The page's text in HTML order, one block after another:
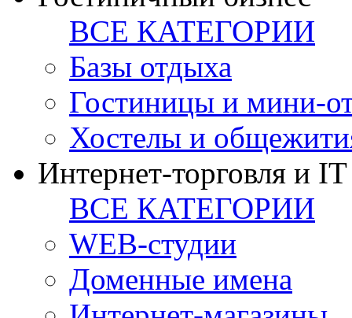
ВСЕ КАТЕГОРИИ
Базы отдыха
Гостиницы и мини-
Хостелы и
Интернет-торговля и IT
ВСЕ КАТЕГОРИИ
WEB-студии
Доменные имена